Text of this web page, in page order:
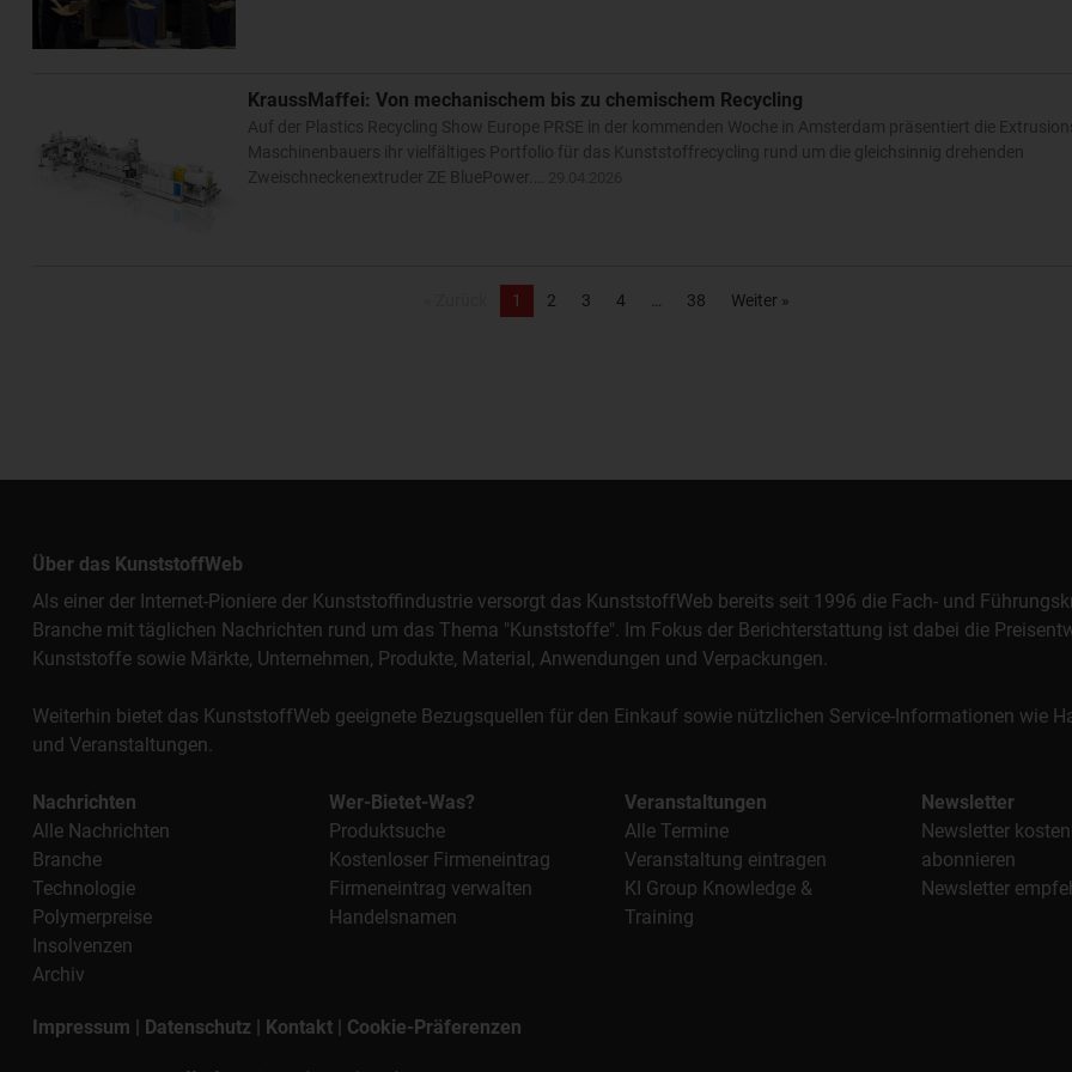
KraussMaffei: Von mechanischem bis zu chemischem Recycling
Auf der Plastics Recycling Show Europe PRSE in der kommenden Woche in Amsterdam präsentiert die
Maschinenbauers ihr vielfältiges Portfolio für das Kunststoffrecycling rund um die gleichsinnig drehenden
Zweischneckenextruder ZE BluePower.…
1 2 3 4 38 Weiter »
Über das KunststoffWeb
Als einer der Internet-Pioniere der Kunststoffindustrie versorgt das KunststoffWeb bereits seit 1996 die Fach- und
Branche mit täglichen Nachrichten rund um das Thema "Kunststoffe". Im Fokus der Berichterstattung ist dabei die
Kunststoffe sowie Märkte, Unternehmen, Produkte, Material, Anwendungen und Verpackungen.
Weiterhin bietet das KunststoffWeb geeignete Bezugsquellen für den Einkauf sowie nützlichen Service-Informationen wie
und Veranstaltungen.
Nachrichten
Alle Nachrichten
Branche
Technologie
Polymerpreise
Insolvenzen
Archiv
Wer-Bietet-Was?
Produktsuche
Kostenloser Firmeneintrag
Firmeneintrag verwalten
Handelsnamen
Veranstaltungen
Alle Termine
Veranstaltung eintragen
KI Group Knowledge &
Training
Newsletter
Newsletter
abonnieren
Newsletter
Impressum | Datenschutz | Kontakt | Cookie-Präferenzen